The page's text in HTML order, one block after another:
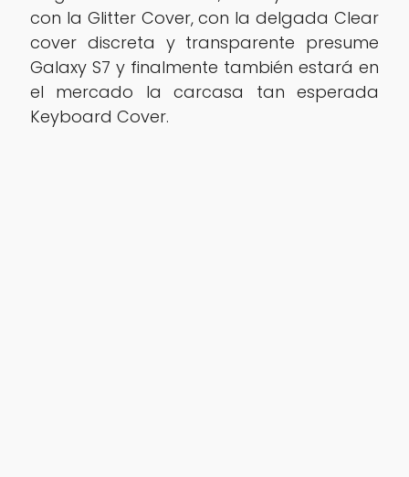
con la Glitter Cover, con la delgada Clear
cover discreta y transparente presume
Galaxy S7 y finalmente también estará en
el mercado la carcasa tan esperada
Keyboard Cover.